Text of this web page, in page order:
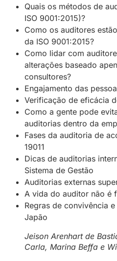
Quais os métodos de
ISO 9001:2015)?
Como os auditores
da ISO 9001:2015?
Como lidar com
alterações baseado
consultores?
Engajamento das
Verificação de eficácia
Como a gente pode
auditorias dentro da
Fases da auditoria de
19011
Dicas de auditorias
Sistema de Gestão
Auditorias externas
A vida do auditor não é
Regras de convivência
Japão
Jeison Arenhart de
Carla, Marina Beffa e